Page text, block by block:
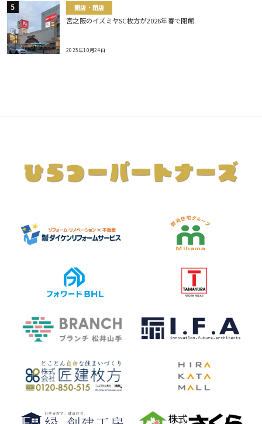
開店・閉店
宮之阪のイズミヤSC枚方が2026年春で閉館
2025年10月24日